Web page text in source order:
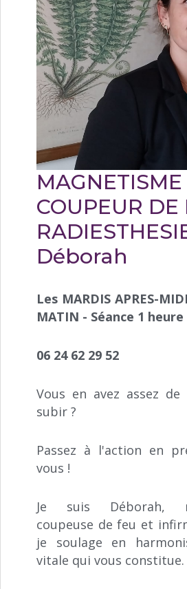
MAGNETISME
COUPEUR DE
Déborah
Les MARDIS APRES-
MATIN - Séance 1 heure
06 24 62 29 52
Vous en avez assez
subir ?
Passez à l'action en
vous !
Je suis Déborah,
coupeuse de feu et
je soulage en
vitale qui vous constitue.